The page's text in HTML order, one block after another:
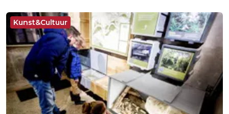
Kunst&Cultuur